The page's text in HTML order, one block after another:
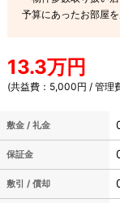
予算にあったお部屋
13.3万円
(共益費：5,000円 / 管理
敷金 / 礼金
保証金
敷引 / 償却